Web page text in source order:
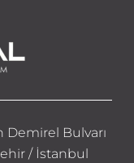
Demirel Bulvarı
/ İstanbul